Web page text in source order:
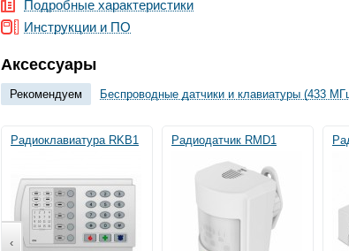
Подробные характеристики
Инструкции и ПО
Аксессуары
Рекомендуем Беспроводные датчики и клавиатуры (433
‹
Радиоклавиатура RKB1 Радиодатчик RMD1